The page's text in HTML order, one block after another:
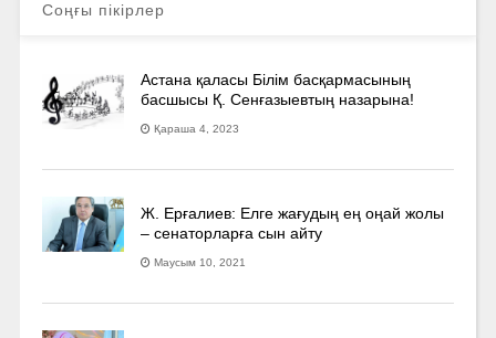
Соңғы пікірлер
Астана қаласы Білім басқармасының
басшысы Қ. Сенғазыевтың назарына!
Қараша 4, 2023
Ж. Ерғалиев: Елге жағудың ең оңай жолы
– сенаторларға сын айту
Маусым 10, 2021